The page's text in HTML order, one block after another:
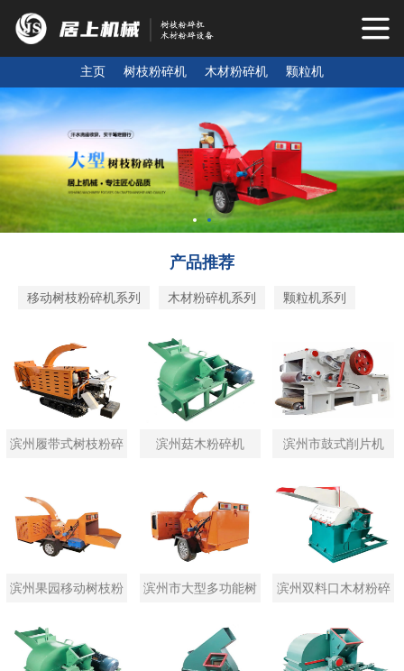
主页 树枝粉碎机 木材粉碎机 颗粒机
产品推荐
移动树枝粉碎机系列 木材粉碎机系列 颗粒机系列
滨州履带式树枝粉碎
滨州菇木粉碎机 滨州市鼓式削片机
滨州果园移动树枝粉
滨州市大型多功能树
滨州双料口木材粉碎